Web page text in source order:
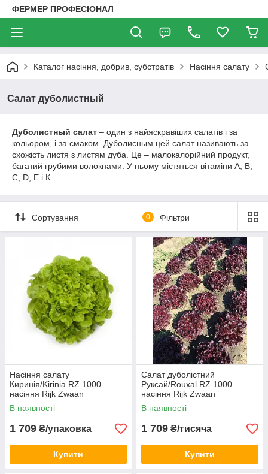
ФЕРМЕР ПРОФЕСІОНАЛ
Каталог насіння, добрив, субстратів Насіння салату
Салат дуболистный
Дуболистный салат – один з найяскравіших салатів і за
кольором, і за смаком. Дуболисным цей салат називають за
схожість листя з листям дуба. Це – малокалорійний продукт,
багатий грубими волокнами. У ньому містяться вітаміни А, В,
С, D, Е і К.
Сортування 0 Фільтри
Насіння салату
Киринія/Kirinia RZ 1000
насіння Rijk Zwaan
В наявності
1 709 ₴/упаковка
Купити
Салат дуболістний
Руксай/Rouxal RZ 1000
насіння Rijk Zwaan
В наявності
1 709 ₴/тисяча
Купити